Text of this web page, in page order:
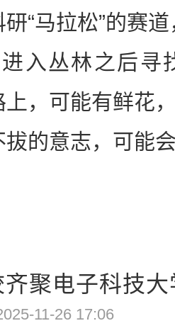
马拉松”的赛道
入丛林之后寻
上，可能有鲜花
的意志，可能
聚电子科技
11-26 17:06